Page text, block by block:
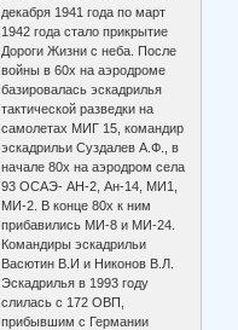
декабря 1941 года по март
1942 года стало прикрытие
Дороги Жизни с неба. После
войны в 60х на аэродроме
базировалась эскадрилья
тактической разведки на
самолетах МИГ 15, командир
эскадрильи Суздалев А.Ф., в
начале 80х на аэродром села
93 ОСАЭ- АН-2, Ан-14, МИ1,
МИ-2. В конце 80х к ним
прибавились МИ-8 и МИ-24.
Командиры эскадрильи
Васютин В.И и Никонов В.Л.
Эскадрилья в 1993 году
слилась с 172 ОВП,
прибывшим с Германии